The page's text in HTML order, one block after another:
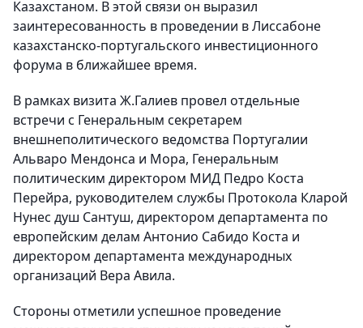
Казахстаном. В этой связи он выразил
заинтересованность в проведении в Лиссабоне
казахстанско-португальского инвестиционного
форума в ближайшее время.
В рамках визита Ж.Галиев провел отдельные
встречи с Генеральным секретарем
внешнеполитического ведомства Португалии
Альваро Мендонса и Мора, Генеральным
политическим директором МИД Педро Коста
Перейра, руководителем службы Протокола Кларой
Нунес душ Сантуш, директором департамента по
европейским делам Антонио Сабидо Коста и
директором департамента международных
организаций Вера Авила.
Стороны отметили успешное проведение